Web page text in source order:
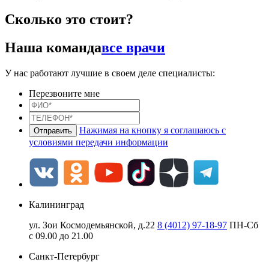
Сколько это стоит?
Наша командавсе врачи
У нас работают лучшие в своем деле специалисты:
Перезвоните мне
Нажимая на кнопку я соглашаюсь с
условиями передачи информации
Калининград
ул. Зои Космодемьянской, д.22 8 (4012) 97-18-97 ПН-Сб
с 09.00 до 21.00
Санкт-Петербург